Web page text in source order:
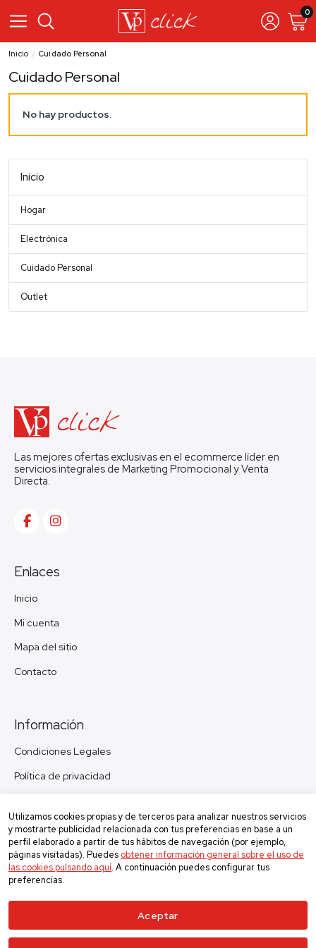
0
Inicio Cuidado Personal
Cuidado Personal
No hay productos.
Inicio
Hogar
Electrónica
Cuidado Personal
Outlet
Las mejores ofertas exclusivas en el ecommerce líder en
servicios integrales de Marketing Promocional y Venta
Directa.
Enlaces
Inicio
Mi cuenta
Mapa del sitio
Contacto
Información
Condiciones Legales
Política de privacidad
Política de devolución
©2025VP, Venta Directa y Promociones Financieras S.L.
Todos los derechos reservados
Utilizamos cookies propias y de terceros para analizar nuestros servicios
y mostrarte publicidad relacionada con tus preferencias en base a un
perfil elaborado a partir de tus hábitos de navegación (por ejemplo,
páginas visitadas). Puedes obtener información general sobre el uso de
las cookies pulsando aquí. A continuación puedes configurar tus
preferencias.
Aceptar